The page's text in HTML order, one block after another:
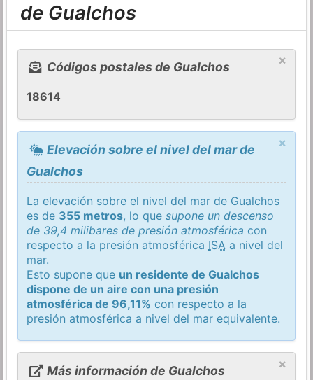
de Gualchos
×
Códigos postales de Gualchos
18614
×
Elevación sobre el nivel del mar de
Gualchos
La elevación sobre el nivel del mar de Gualchos
es de 355 metros, lo quesupone un descenso
de 39,4 milibares de presión atmosférica con
respecto a la presión atmosférica ISA a nivel del
mar.
Esto supone que un residente de Gualchos
dispone de un aire con una presión
atmosférica de 96,11% con respecto a la
presión atmosférica a nivel del mar equivalente.
×
Más información de Gualchos